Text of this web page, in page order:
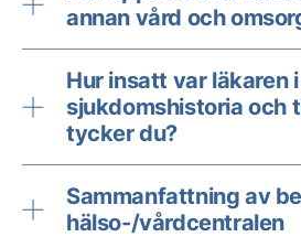
annan vård och
Hur insatt var läkaren
sjukdomshistoria och
tycker du?
Sammanfattning av
hälso-/vårdcentralen